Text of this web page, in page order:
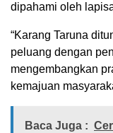
dipahami oleh
“Karang Taruna
peluang dengan
mengembangkan
kemajuan
Baca Juga :